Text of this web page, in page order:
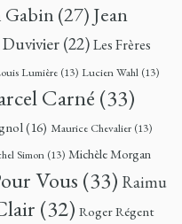
Gabin (27) Jean
(22)Les Frères
Lumière (13) Lucien Wahl (13)
Carné (33)
(16) Maurice Chevalier (13)
Simon (13) Michèle Morgan
Vous (33) Raimu
(32) Roger Régent